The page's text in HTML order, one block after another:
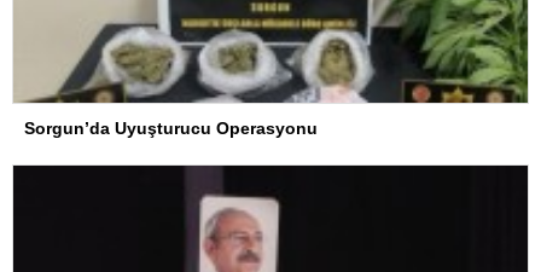
Sorgun’da Uyuşturucu Operasyonu